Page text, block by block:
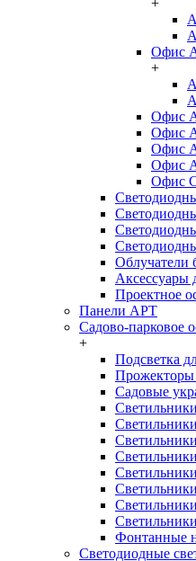
+
Офис
+
Офис
Офис
Офис
Офис
Офис
Облучатели
Аксессуары
Проектное
Панели АРТ
Садово-парковое
+
Подсветка
Прожекторы
Садовые
Фонтанные
Светодиодные